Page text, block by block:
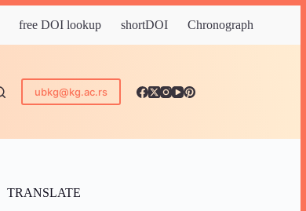
free DOI lookup shortDOI Chronograph
ubkg@kg.ac.rs
TRANSLATE